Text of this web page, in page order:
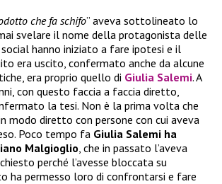
che fa schifo” aveva sottolineato lo
svelare il nome della protagonista delle
hanno iniziato a fare ipotesi e il
era uscito, confermato anche da alcune
era proprio quello di Giulia Salemi. A
con questo faccia a faccia diretto,
la tesi. Non è la prima volta che
modo diretto con persone con cui aveva
Poco tempo fa Giulia Salemi ha
Malgioglio, che in passato l’aveva
perché l’avesse bloccata su
ha permesso loro di confrontarsi e fare